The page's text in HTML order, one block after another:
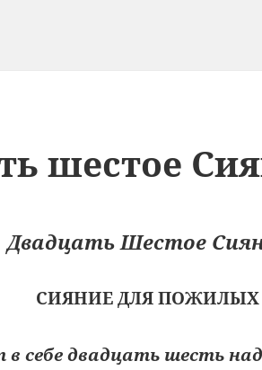
шестое
Двадцать Шестое
СИЯНИЕ ДЛЯ ПОЖИЛЫХ
себе двадцать шесть